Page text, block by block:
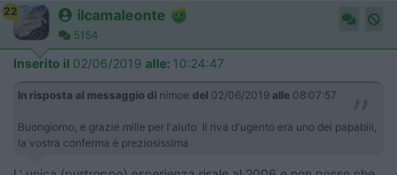
22 ilcamaleonte
5154
Inserito il 02/06/2019 alle: 10:24:47
In risposta al messaggio di nimoe del 02/06/2019 alle 08:07:57
Buongiorno, e grazie mille per l'aiuto Il riva d'ugento era uno dei papabili,
la vostra conferma è preziosissima